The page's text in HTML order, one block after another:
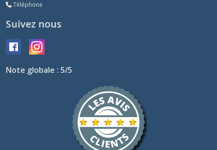
Téléphone
Suivez nous
Note globale : 5/5